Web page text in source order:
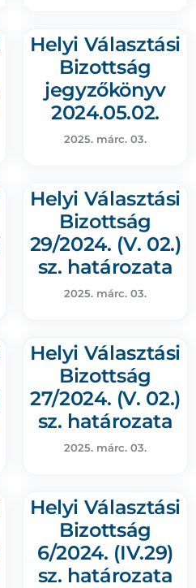
Helyi Választási
Bizottság
jegyzőkönyv
2024.05.02.
2025. márc. 03.
Helyi Választási
Bizottság
29/2024. (V. 02.)
sz. határozata
2025. márc. 03.
Helyi Választási
Bizottság
27/2024. (V. 02.)
sz. határozata
2025. márc. 03.
Helyi Választási
Bizottság
6/2024. (IV.29)
sz. határozata